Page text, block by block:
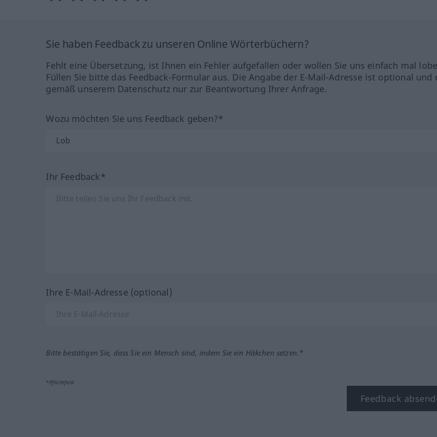
Sie haben Feedback zu unseren Online Wörterbüchern?
Fehlt eine Übersetzung, ist Ihnen ein Fehler aufgefallen oder wollen Sie uns einfach mal
Füllen Sie bitte das Feedback-Formular aus. Die Angabe der E-Mail-Adresse ist optional und
gemäß unserem Datenschutz nur zur Beantwortung Ihrer Anfrage.
Wozu möchten Sie uns Feedback geben?*
Ihr Feedback*
Ihre E-Mail-Adresse (optional)
Bitte bestätigen Sie, dass Sie ein Mensch sind, indem Sie ein Häkchen setzen.*
*Pflichtfeld
Feedback